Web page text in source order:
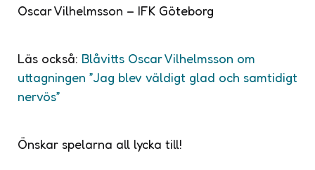
Oscar Vilhelmsson – IFK Göteborg
Läs också: Blåvitts Oscar Vilhelmsson om
uttagningen ”Jag blev väldigt glad och samtidigt
nervös”
Önskar spelarna all lycka till!